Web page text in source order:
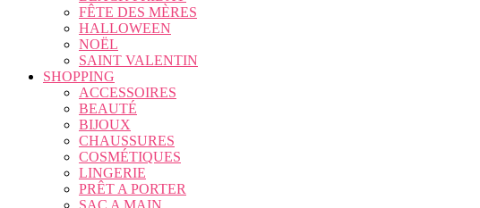
FÊTE DES MÈRES
HALLOWEEN
NOËL
SAINT VALENTIN
SHOPPING
ACCESSOIRES
BEAUTÉ
BIJOUX
CHAUSSURES
COSMÉTIQUES
LINGERIE
PRÊT A PORTER
SAC A MAIN